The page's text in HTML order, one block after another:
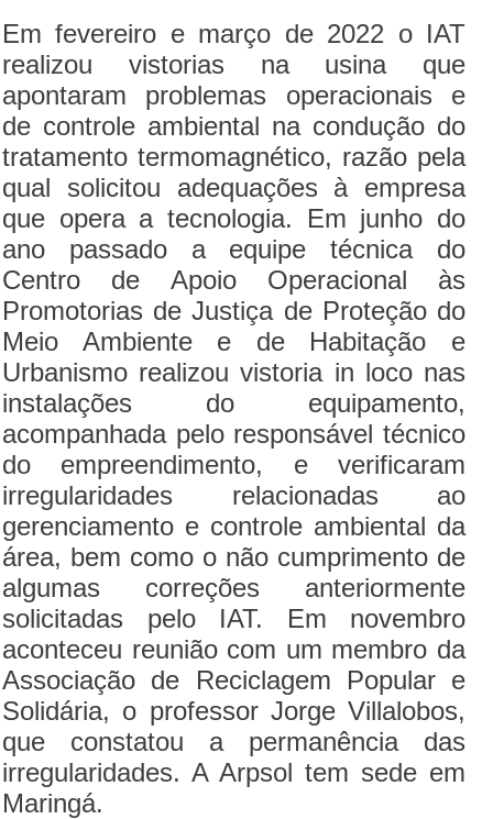
Em fevereiro e março de 2022 o IAT
realizou vistorias na usina que
apontaram problemas operacionais e
de controle ambiental na condução do
tratamento termomagnético, razão pela
qual solicitou adequações à empresa
que opera a tecnologia. Em junho do
ano passado a equipe técnica do
Centro de Apoio Operacional às
Promotorias de Justiça de Proteção do
Meio Ambiente e de Habitação e
Urbanismo realizou vistoria in loco nas
instalações do equipamento,
acompanhada pelo responsável técnico
do empreendimento, e verificaram
irregularidades relacionadas ao
gerenciamento e controle ambiental da
área, bem como o não cumprimento de
algumas correções anteriormente
solicitadas pelo IAT. Em novembro
aconteceu reunião com um membro da
Associação de Reciclagem Popular e
Solidária, o professor Jorge Villalobos,
que constatou a permanência das
irregularidades. A Arpsol tem sede em
Maringá.